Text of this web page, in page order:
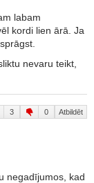
labam
kordi lien ārā. Ja
nevaru teikt,
3 0 Atbildēt
negadījumos, kad